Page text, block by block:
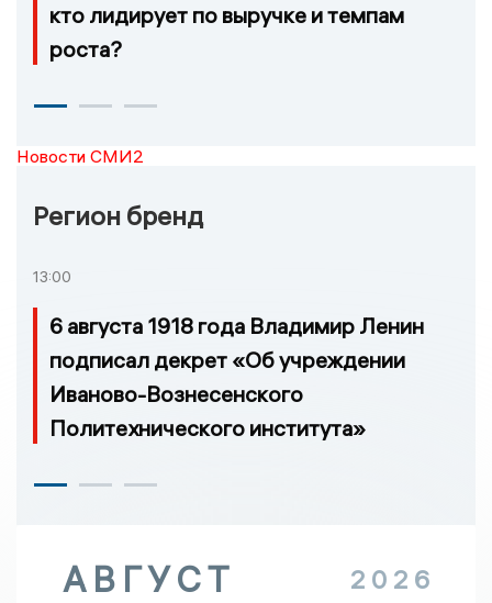
кто лидирует по выручке и темпам
роста?
Новости СМИ2
Регион бренд
13:00
6 августа 1918 года Владимир Ленин
подписал декрет «Об учреждении
Иваново-Вознесенского
Политехнического института»
АВГУСТ 2026